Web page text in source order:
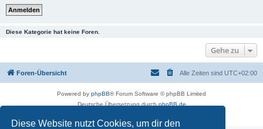
Diese Website nutzt Cookies, um dir den
Diese Kategorie hat keine Foren.
Gehe zu
Foren-Übersicht Alle Zeiten sind UTC+02:00
Powered by phpBB® Forum Software © phpBB Limited
Deutsche Übersetzung durch phpBB.de